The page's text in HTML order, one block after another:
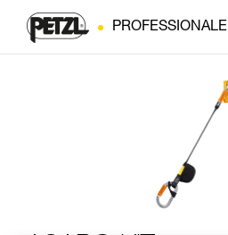
PROFESSIONALE